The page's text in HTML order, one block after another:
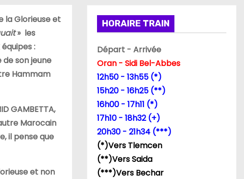
la Glorieuse et
» les
:
de son jeune
Hammam
GAMBETTA,
Marocain
il pense que
et non
HORAIRE TRAIN
Départ - Arrivée
Oran - Sidi Bel-Abbes
12h50 - 13h55 (*)
15h20 - 16h25 (**)
16h00 - 17h11 (*)
17h10 - 18h32 (+)
20h30 - 21h34 (***)
(*)Vers Tlemcen
(**)Vers Saida
(***)Vers Bechar